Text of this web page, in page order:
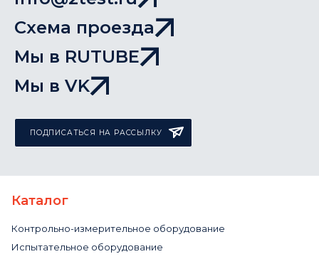
Схема проезда
Мы в RUTUBE
Мы в VK
ПОДПИСАТЬСЯ НА РАССЫЛКУ
Каталог
Контрольно-измерительное оборудование
Испытательное оборудование